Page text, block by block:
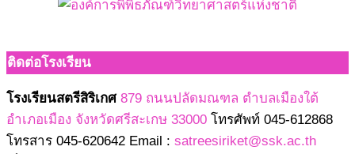
ติดต่อโรงเรียน
โรงเรียนสตรีสิริเกศ 879 ถนนปลัดมณฑล ตำบลเมืองใต้
อำเภอเมือง จังหวัดศรีสะเกษ 33000 โทรศัพท์ 045-612868
โทรสาร 045-620642 Email : satreesiriket@ssk.ac.th